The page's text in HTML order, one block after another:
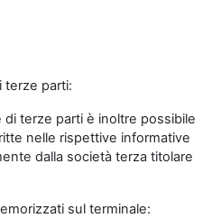
terze parti:
terze parti è inoltre possibile
nelle rispettive informative
dalla società terza titolare
sul terminale: